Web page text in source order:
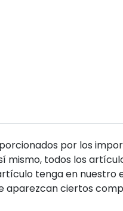
por los
mismo, todos los
tenga en
ciertos